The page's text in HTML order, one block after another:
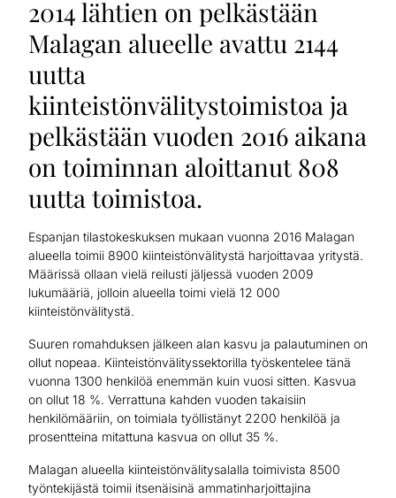
2014 lähtien on pelkästään
Malagan alueelle avattu 2144
uutta
kiinteistönvälitystoimistoa ja
pelkästään vuoden 2016 aikana
on toiminnan aloittanut 808
uutta toimistoa.
Espanjan tilastokeskuksen mukaan vuonna 2016 Malagan
alueella toimii 8900 kiinteistönvälitystä harjoittavaa yritystä.
Määrissä ollaan vielä reilusti jäljessä vuoden 2009
lukumääriä, jolloin alueella toimi vielä 12 000
kiinteistönvälitystä.
Suuren romahduksen jälkeen alan kasvu ja palautuminen on
ollut nopeaa. Kiinteistönvälityssektorilla työskentelee tänä
vuonna 1300 henkilöä enemmän kuin vuosi sitten. Kasvua
on ollut 18 %. Verrattuna kahden vuoden takaisiin
henkilömääriin, on toimiala työllistänyt 2200 henkilöä ja
prosentteina mitattuna kasvua on ollut 35 %.
Malagan alueella kiinteistönvälitysalalla toimivista 8500
työntekijästä toimii itsenäisinä ammatinharjoittajina